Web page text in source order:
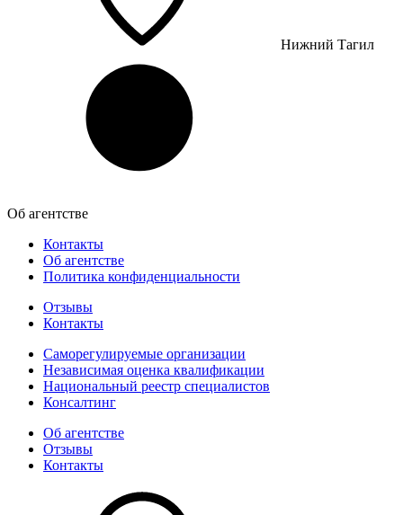
Нижний Тагил
Об агентстве
Контакты
Об агентстве
Политика конфиденциальности
Отзывы
Контакты
Саморегулируемые организации
Независимая оценка квалификации
Национальный реестр специалистов
Консалтинг
Об агентстве
Отзывы
Контакты